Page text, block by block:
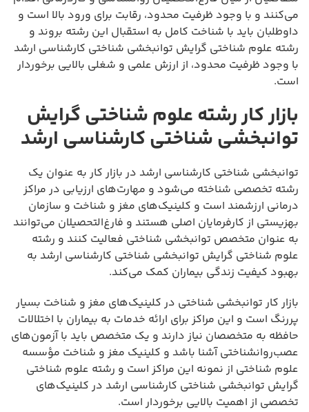
می‌کنند و با وجود ظرفیت محدود، رقابت برای ورود بالا است و
داوطلبان باید با شناخت کامل به استقبال این رشته بروند و
رشته علوم شناختی گرایش توانبخشی شناختی کارشناسی ارشد
با وجود ظرفیت محدود، از ارزش علمی و شغلی بالایی برخوردار
است.
بازار کار رشته علوم شناختی گرایش
توانبخشی شناختی کارشناسی ارشد
توانبخشی شناختی کارشناسی ارشد در بازار کار به عنوان یک
رشته تخصصی شناخته می‌شود و مهارت‌های ارزیابی در مراکز
درمانی ارزشمند است و کلینیک‌های مغز و شناخت و سازمان
بهزیستی از کارفرمایان اصلی هستند و فارغ‌التحصیلان می‌توانند
به عنوان متخصص توانبخشی شناختی فعالیت کنند و رشته
علوم شناختی گرایش توانبخشی شناختی کارشناسی ارشد به
بهبود کیفیت زندگی بیماران کمک می‌کند.
بازار کار توانبخشی شناختی در کلینیک‌های مغز و شناخت بسیار
پررنگ است و این مراکز برای ارائه خدمات به بیماران با اختلالات
حافظه به متخصصان نیاز دارند و یک متخصص باید با آزمون‌های
عصب‌روانشناختی آشنا باشد و کلینیک مغز و شناخت مؤسسه
علوم شناختی از نمونه این مراکز است و رشته علوم شناختی
گرایش توانبخشی شناختی کارشناسی ارشد در کلینیک‌های
تخصصی از اهمیت بالایی برخوردار است.